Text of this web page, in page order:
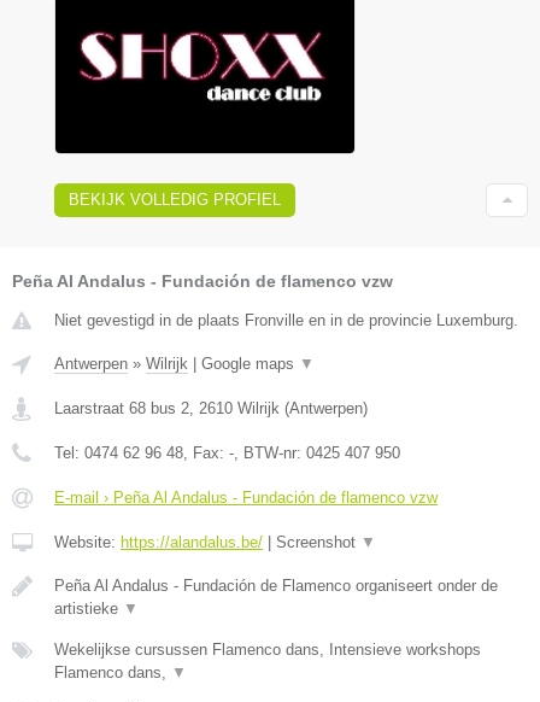
BEKIJK VOLLEDIG PROFIEL
Peña Al Andalus - Fundación de flamenco vzw
Niet gevestigd in de plaats Fronville en in de provincie Luxemburg.
Antwerpen » Wilrijk | Google maps ▼
Laarstraat 68 bus 2 2610 Wilrijk (Antwerpen)
Tel: 0474 62 96 48 , Fax: - , BTW-nr: 0425 407 950
E-mail › Peña Al Andalus - Fundación de flamenco vzw
Website: https://alandalus.be/ | Screenshot ▼
Peña Al Andalus - Fundación de Flamenco organiseert onder de
artistieke ▼
Wekelijkse cursussen Flamenco dans, Intensieve workshops
Flamenco dans,
▼